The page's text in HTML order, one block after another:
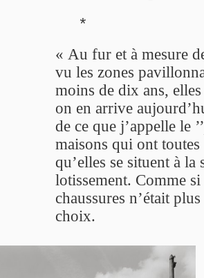
*
« Au fur et à mesure
vu les zones
moins de dix ans,
on en arrive
de ce que j’appelle le ’’
maisons qui ont
qu’elles se situent à
lotissement. Comme
chaussures n’était
choix.